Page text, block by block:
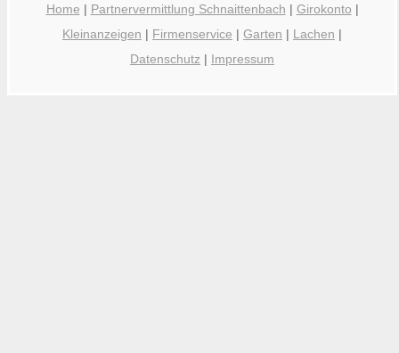
Home | Partnervermittlung Schnaittenbach | Girokonto |
Kleinanzeigen | Firmenservice | Garten | Lachen |
Datenschutz | Impressum